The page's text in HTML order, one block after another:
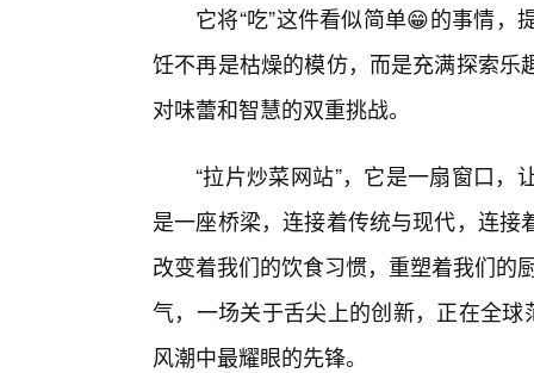
它将“吃”这件看似简单😁的事情，
饪不再是枯燥的模仿，而是充满探索
对味蕾和智慧的双重挑战。
“拉片炒菜网站”，它是一扇窗口
是一座桥梁，连接着传统与现代，连
改变着我们的饮食习惯，重塑着我们的
气，一场关于舌尖上的创新，正在全
风潮中最耀眼的先锋。